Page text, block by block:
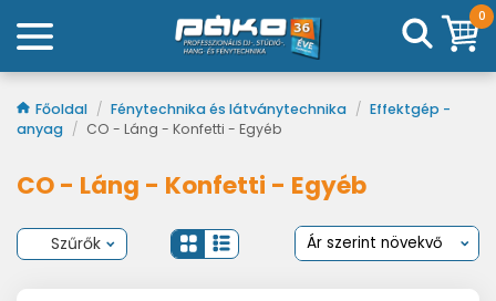
0
Főoldal / Fénytechnika és látványtechnika / Effektgép -
anyag / CO - Láng - Konfetti - Egyéb
CO - Láng - Konfetti - Egyéb
Szűrők